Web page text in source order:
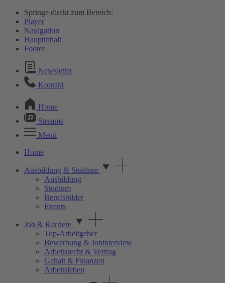
Springe direkt zum Bereich:
Player
Navigation
Hauptinhalt
Footer
Newsletter
Kontakt
Home
Streams
Menü
Home
Ausbildung & Studium
Ausbildung
Studium
Berufsbilder
Events
Job & Karriere
Top-Arbeitgeber
Bewerbung & Jobinterview
Arbeitsrecht & Vertrag
Gehalt & Finanzen
Arbeitsleben